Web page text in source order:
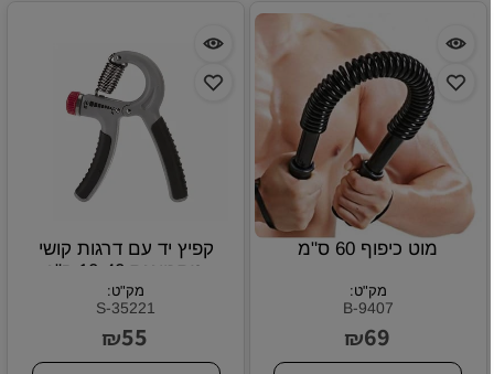
מוט כיפוף 60 ס"מ
מק"ט:
B-9407
₪69
קפיץ יד עם דרגות קושי
מתכווננת 10-40 ק"ג
מק"ט:
S-35221
₪55